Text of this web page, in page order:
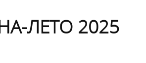
ЛЕТО 2025